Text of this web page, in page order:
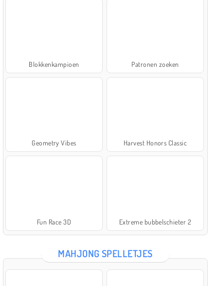
Blokkenkampioen Patronen zoeken
Geometry Vibes Harvest Honors Classic
Fun Race 3D Extreme bubbelschieter 2
MAHJONG SPELLETJES